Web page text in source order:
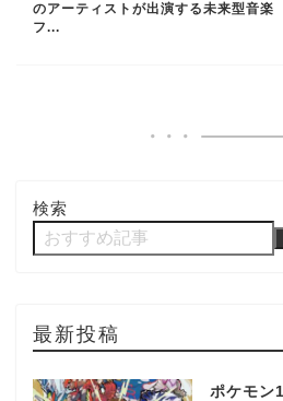
のアーティストが出演する未来型音楽
フ...
検索
最新投稿
ポケモン